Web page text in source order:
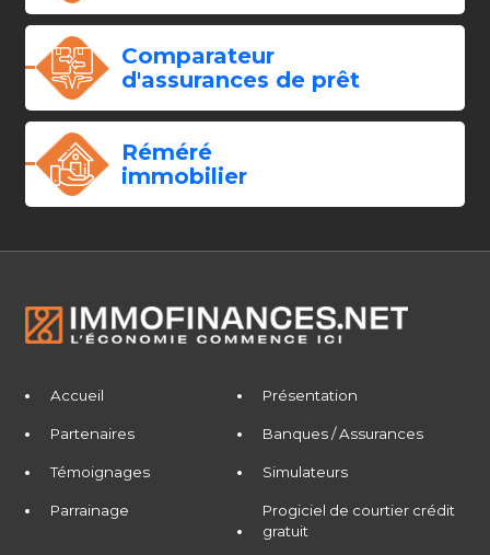
Comparateur
d'assurances de prêt
Réméré
immobilier
Accueil Présentation
Partenaires Banques / Assurances
Témoignages Simulateurs
Parrainage
Progiciel de courtier crédit
gratuit